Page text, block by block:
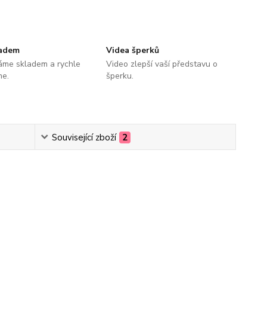
skladem a rychle
Videa šperků
Video zlepší vaší představu o
šperku.
Související zboží 2